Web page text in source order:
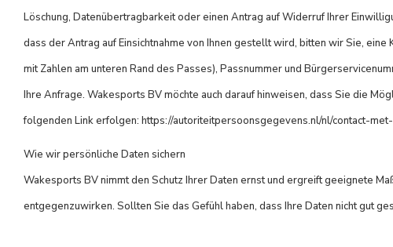
Löschung, Datenübertragbarkeit oder einen Antrag auf Widerruf Ihrer
dass der Antrag auf Einsichtnahme von Ihnen gestellt wird, bitten wir Sie,
mit Zahlen am unteren Rand des Passes), Passnummer und
Ihre Anfrage. Wakesports BV möchte auch darauf hinweisen, dass Sie die
folgenden Link erfolgen: https://autoriteitpersoonsgegevens.nl/nl/contact-
Wie wir persönliche Daten sichern
Wakesports BV nimmt den Schutz Ihrer Daten ernst und ergreift geeignete
entgegenzuwirken. Sollten Sie das Gefühl haben, dass Ihre Daten nicht gut